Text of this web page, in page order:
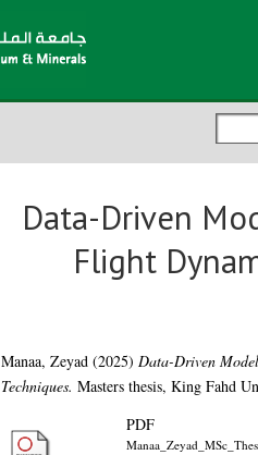
Data-Driven
Flight
Manaa, Zeyad(2025) Data-Driven
Techniques. Masters thesis, King Fahd
PDF